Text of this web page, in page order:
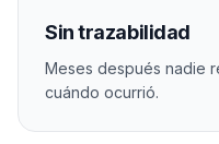
Sin trazabilidad
Meses después nadie
cuándo ocurrió.